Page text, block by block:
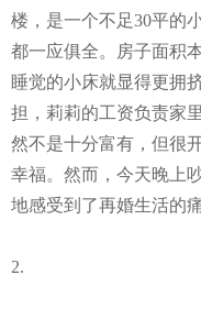
楼，是一个不足30平的
都一应俱全。房子面积
睡觉的小床就显得更拥
担，莉莉的工资负责家
然不是十分富有，但很
幸福。然而，今天晚上
地感受到了再婚生活的
2.